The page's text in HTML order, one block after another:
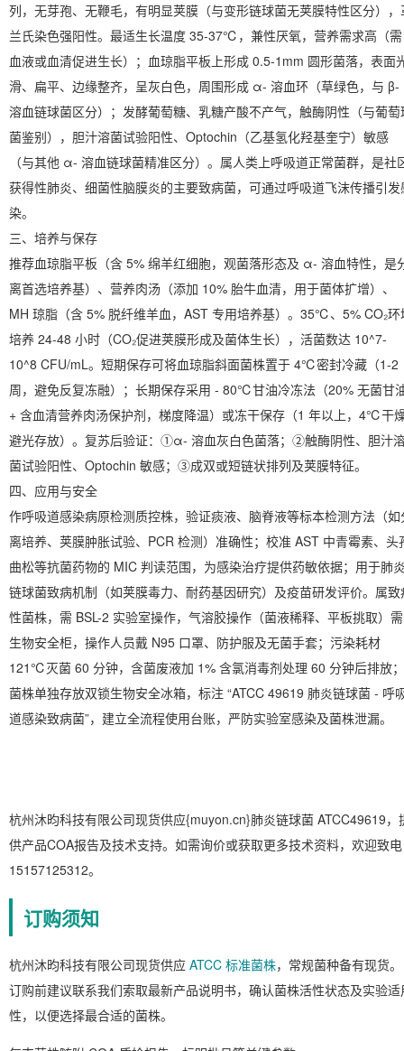
列，无芽孢、无鞭毛， 有明显荚膜（与变形链球菌无荚膜特性区分）
兰氏染色强阳性。最适生长温度 35-37℃，兼性厌氧，营养需求高（需
血液或血清促进生长）；血琼脂平板上形成 0.5-1mm 圆形菌落，表面
滑、扁平、边缘整齐，呈灰白色， 周围形成 α- 溶血环（草绿色，与 β-
溶血链球菌区分） ；发酵葡萄糖、乳糖产酸不产气， 触酶阴性（与葡萄
菌鉴别） ，胆汁溶菌试验阳性、Optochin（乙基氢化羟基奎宁）敏感
（与其他 α- 溶血链球菌精准区分）。属人类上呼吸道正常菌群，是社
获得性肺炎、细菌性脑膜炎的主要致病菌，可通过呼吸道飞沫传播引发
染。
三、培养与保存
推荐血琼脂平板（含 5% 绵羊红细胞，观菌落形态及 α- 溶血特性，是
离首选培养基）、营养肉汤（添加 10% 胎牛血清，用于菌体扩增）、
MH 琼脂（含 5% 脱纤维羊血，AST 专用培养基）。35℃、5% CO₂环
培养 24-48 小时（CO₂促进荚膜形成及菌体生长），活菌数达 10^7-
10^8 CFU/mL。短期保存可将血琼脂斜面菌株置于 4℃密封冷藏（1-2
周，避免反复冻融）；长期保存采用 - 80℃甘油冷冻法（20% 无菌甘
+ 含血清营养肉汤保护剂，梯度降温）或冻干保存（1 年以上，4℃干
避光存放）。复苏后验证：①α- 溶血灰白色菌落；②触酶阴性、胆汁
菌试验阳性、Optochin 敏感；③成双或短链状排列及荚膜特征。
四、应用与安全
作呼吸道感染病原检测质控株，验证痰液、脑脊液等标本检测方法（如
离培养、荚膜肿胀试验、PCR 检测）准确性；校准 AST 中青霉素、头
曲松等抗菌药物的 MIC 判读范围，为感染治疗提供药敏依据；用于肺
链球菌致病机制（如荚膜毒力、耐药基因研究）及疫苗研发评价。属致
性菌株，需 BSL-2 实验室操作，气溶胶操作（菌液稀释、平板挑取）需
生物安全柜，操作人员戴 N95 口罩、防护服及无菌手套；污染耗材
121℃灭菌 60 分钟，含菌废液加 1% 含氯消毒剂处理 60 分钟后排放；
菌株单独存放双锁生物安全冰箱，标注 “ATCC 49619 肺炎链球菌 - 呼
道感染致病菌”，建立全流程使用台账，严防实验室感染及菌株泄漏。
杭州沐昀科技有限公司现货供应{muyon.cn}肺炎链球菌 ATCC49619，
供产品COA报告及技术支持。如需询价或获取更多技术资料，欢迎致电
15157125312。
订购须知
杭州沐昀科技有限公司现货供应 ATCC 标准菌株，常规菌种备有现货。
订购前建议联系我们索取最新产品说明书，确认菌株活性状态及实验适
性，以便选择最合适的菌株。